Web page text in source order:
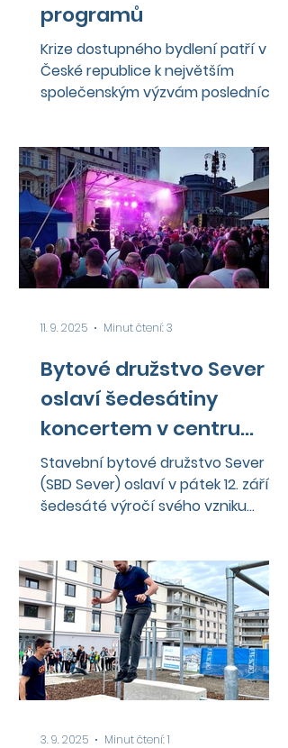
programů
Krize dostupného bydlení patří v
České republice k největším
společenským výzvám posledních
Bytové družstvo Sever
oslaví šedesátiny
koncertem v centru
Liberce. Čepovat se
bude Družstevník
Stavební bytové družstvo Sever
(SBD Sever) oslaví v pátek 12. září
šedesáté výročí svého vzniku
11. 9. 2025 Minut čtení: 3
3. 9. 2025 Minut čtení: 1